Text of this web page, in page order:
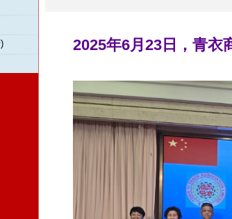
2025年6月23日，青衣